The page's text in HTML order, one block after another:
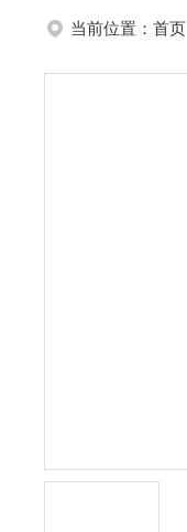
当前位置： 首页